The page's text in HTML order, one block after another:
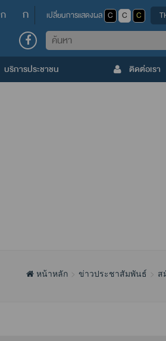
ก ก เปลี่ยนการแสดงผล C C C
ค้นหา
บริการประชาชน ติดต่อเรา
หน้าหลัก ข่าวประชาสัมพันธ์ ส